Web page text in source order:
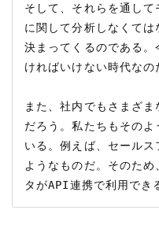
そして、それらを通し
に関して分析しなくて
決まってくるのである
ければいけない時代なの
また、社内でもさまざ
だろう。私たちもその
いる。例えば、セール
ようなものだ。そのた